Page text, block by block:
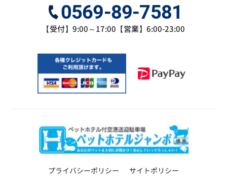
0569-89-7581
【受付】9:00～17:00【営業】6:00-23:00
プライバシーポリシー サイトポリシー